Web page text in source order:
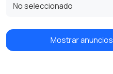
No seleccionado
Mostrar anuncios